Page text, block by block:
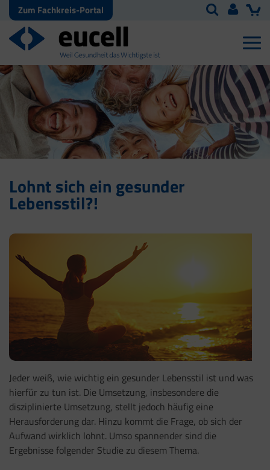
Zum Fachkreis-Portal
Lohnt sich ein gesunder
Lebensstil?!
Jeder weiß, wie wichtig ein gesunder Lebensstil ist und was
hierfür zu tun ist. Die Umsetzung, insbesondere die
disziplinierte Umsetzung, stellt jedoch häufig eine
Herausforderung dar. Hinzu kommt die Frage, ob sich der
Aufwand wirklich lohnt. Umso spannender sind die
Ergebnisse folgender Studie zu diesem Thema.